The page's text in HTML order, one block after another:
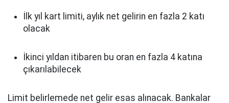
İlk yıl kart limiti, aylık net gelirin en fazla 2 katı
olacak
İkinci yıldan itibaren bu oran en fazla 4 katına
çıkarılabilecek
Limit belirlemede net gelir esas alınacak. Bankalar